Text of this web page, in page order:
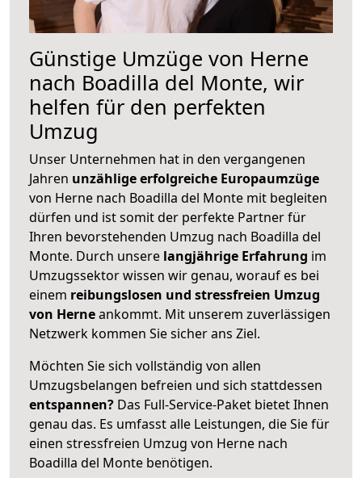
Günstige Umzüge von Herne
nach Boadilla del Monte, wir
helfen für den perfekten
Umzug
Unser Unternehmen hat in den vergangenen
Jahren unzählige erfolgreiche Europaumzüge
von Herne nach Boadilla del Monte mit begleiten
dürfen und ist somit der perfekte Partner für
Ihren bevorstehenden Umzug nach Boadilla del
Monte. Durch unsere langjährige Erfahrung im
Umzugssektor wissen wir genau, worauf es bei
einem reibungslosen und stressfreien Umzug
von Herneankommt. Mit unserem zuverlässigen
Netzwerk kommen Sie sicher ans Ziel.
Möchten Sie sich vollständig von allen
Umzugsbelangen befreien und sich stattdessen
entspannen? Das Full-Service-Paket bietet Ihnen
genau das. Es umfasst alle Leistungen, die Sie für
einen stressfreien Umzug von Herne nach
Boadilla del Monte benötigen.